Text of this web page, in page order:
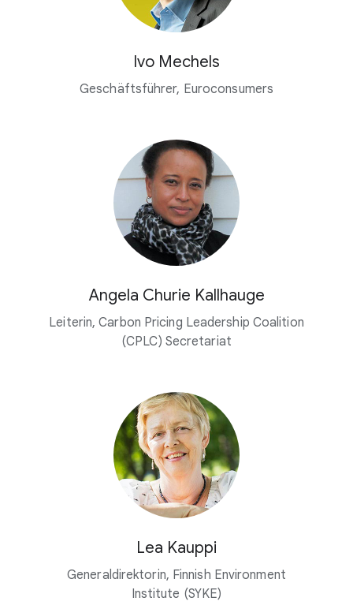
Ivo Mechels
Geschäftsführer, Euroconsumers
Angela Churie Kallhauge
Leiterin, Carbon Pricing Leadership Coalition
(CPLC) Secretariat
Lea Kauppi
Generaldirektorin, Finnish Environment
Institute (SYKE)